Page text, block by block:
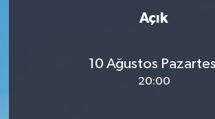
Açık
10 Ağustos
20:00